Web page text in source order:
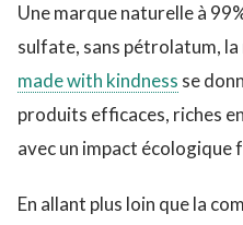
Une marque naturelle à
sulfate, sans pétrolatum,
made with kindness se
produits efficaces, riches
avec un impact écologique
En allant plus loin que la